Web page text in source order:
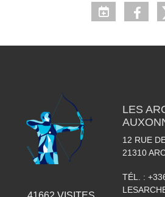
LES
12 RUE
21310
TÉL. :